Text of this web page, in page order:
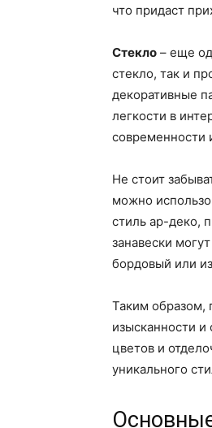
что придаст
Стекло – еще
стекло, так и
декоративные
легкости в
современности
Не стоит
можно
стиль ар-деко,
занавески
бордовый или
Таким образом,
изысканности
цветов и
уникального